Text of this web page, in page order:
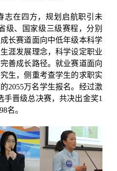
志在四方，规划启航职引未
级、国家级三级赛程，分别
长赛道面向中低年级本科学
涯发展理念，科学设定职业
善成长路径。就业赛道面向
生，侧重考查学生的求职实
2055万名学生报名。经过激
手晋级总决赛，共决出金奖1
名。